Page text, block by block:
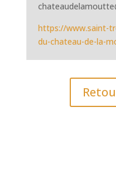
https://www.saint-
du-chateau-de-la-